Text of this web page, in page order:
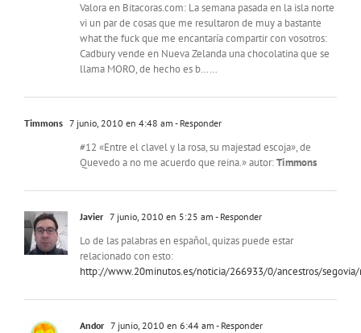
Valora en Bitacoras.com: La semana pasada en la isla norte
vi un par de cosas que me resultaron de muy a bastante
what the fuck que me encantaría compartir con vosotros:
Cadbury vende en Nueva Zelanda una chocolatina que se
llama MORO, de hecho es b……
Timmons 7 junio, 2010 en 4:48 am - Responder
#12 «Entre el clavel y la rosa, su majestad escoja», de
Quevedo a no me acuerdo que reina.» autor:Timmons
Javier 7 junio, 2010 en 5:25 am - Responder
Lo de las palabras en español, quizas puede estar
relacionado con esto:
http://www.20minutos.es/noticia/266933/0/ancestros/
Andor 7 junio, 2010 en 6:44 am - Responder